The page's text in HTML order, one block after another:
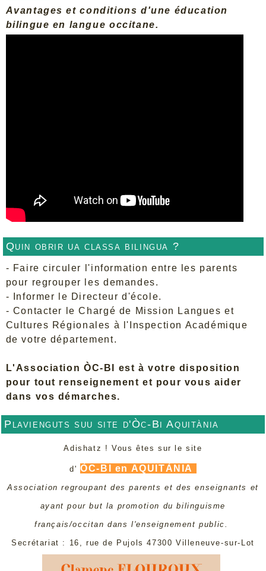
Plavienguts suu site d'Òc-Bi Aquitània
Adishatz ! Vous êtes sur le site
d' ÒC-BI en AQUITÀNIA
Association regroupant des parents et des enseignants et
ayant pour but la promotion du bilinguisme
français/occitan dans l'enseignement public.
Secrétariat : 16, rue de Pujols 47300 Villeneuve-sur-Lot
Avantages et conditions d'une éducation
bilingue en langue occitane.
Quin obrir ua classa bilingua ?
- Faire circuler l'information entre les parents
pour regrouper les demandes.
- Informer le Directeur d'école.
- Contacter le Chargé de Mission Langues et
Cultures Régionales à l'Inspection Académique
de votre département.
L'Association ÒC-BI est à votre disposition
pour tout renseignement et pour vous aider
dans vos démarches.